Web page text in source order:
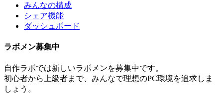
みんなの構成
シェア機能
ダッシュボード
ラボメン募集中
自作ラボでは新しいラボメンを募集中です。
初心者から上級者まで、みんなで理想のPC環境を追求しま
しょう。